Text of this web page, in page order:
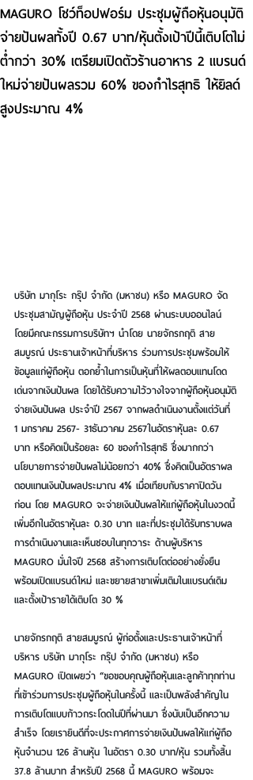
MAGURO โชว์ท็อปฟอร์ม ประชุมผู้ถือหุ้นอนุมัติ
จ่ายปันผลทั้งปี 0.67 บาท/หุ้นตั้งเป้าปีนี้เติบโตไม่
ต่ำกว่า 30% เตรียมเปิดตัวร้านอาหาร 2 แบรนด์
ใหม่จ่ายปันผลรวม 60% ของกำไรสุทธิ ให้ยิลด์
สูงประมาณ 4%
บริษัท มากุโระ กรุ๊ป จำกัด (มหาชน) หรือ MAGURO จัด
ประชุมสามัญผู้ถือหุ้น ประจำปี 2568 ผ่านระบบออนไลน์
โดยมีคณะกรรมการบริษัทฯ นำโดย นายจักรกฤติ สาย
สมบูรณ์ ประธานเจ้าหน้าที่บริหาร ร่วมการประชุมพร้อมให้
ข้อมูลแก่ผู้ถือหุ้น ตอกย้ำในการเป็นหุ้นที่ให้ผลตอบแทนโดด
เด่นจากเงินปันผล โดยได้รับความไว้วางใจจากผู้ถือหุ้นอนุมัติ
จ่ายเงินปันผล ประจําปี 2567 จากผลดําเนินงานตั้งแต่วันที่
1 มกราคม 2567- 31ธันวาคม 2567ในอัตราหุ้นละ 0.67
บาท หรือคิดเป็นร้อยละ 60 ของกําไรสุทธิ ซึ่งมากกว่า
นโยบายการจ่ายปันผลไม่น้อยกว่า 40% ซึ่งคิดเป็นอัตราผล
ตอบแทนเงินปันผลประมาณ 4% เมื่อเทียบกับราคาปิดวัน
ก่อน โดย MAGURO จะจ่ายเงินปันผลให้แก่ผู้ถือหุ้นในงวดนี้
เพิ่มอีกในอัตราหุ้นละ 0.30 บาท และที่ประชุมได้รับทราบผล
การดำเนินงานและเห็นชอบในทุกวาระ ด้านผู้บริหาร
MAGURO มั่นใจปี 2568 สร้างการเติบโตต่ออย่างยั่งยืน
พร้อมเปิดแบรนด์ใหม่ และขยายสาขาเพิ่มเติมในแบรนด์เดิม
และตั้งเป้ารายได้เติบโต 30 %
นายจักรกฤติ สายสมบูรณ์ ผู้ก่อตั้งและประธานเจ้าหน้าที่
บริหาร บริษัท มากุโระ กรุ๊ป จำกัด (มหาชน) หรือ
MAGURO เปิดเผยว่า “ขอขอบคุณผู้ถือหุ้นและลูกค้าทุกท่าน
ที่เข้าร่วมการประชุมผู้ถือหุ้นในครั้งนี้ และเป็นพลังสำคัญใน
การเติบโตแบบก้าวกระโดดในปีที่ผ่านมา ซึ่งนับเป็นอีกความ
สำเร็จ โดยเรายินดีที่จะประกาศการจ่ายเงินปันผลให้แก่ผู้ถือ
หุ้นจำนวน 126 ล้านหุ้น ในอัตรา 0.30 บาท/หุ้น รวมทั้งสิ้น
37.8 ล้านบาท สำหรับปี 2568 นี้ MAGURO พร้อมจะ